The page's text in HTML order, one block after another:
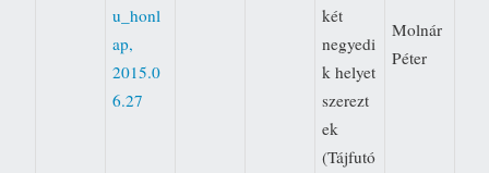
u_honl
ap,
2015.0
6.27
két
negyedi
k helyet
szerezt
ek
(Tájfutó
Molnár
Péter